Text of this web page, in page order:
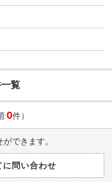
覧
:0件）
できます。